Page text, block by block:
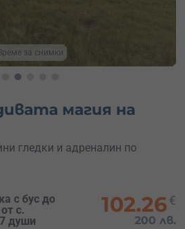
В района на Смолян
магия на
гледки и адреналин по
с бус до
с.
души
102.26€
200 лв.